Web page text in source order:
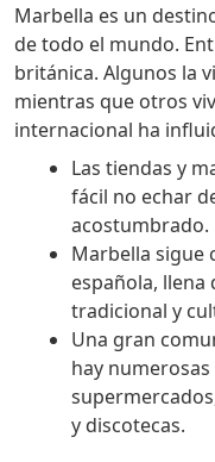
Marbella es un destino internacional que atrae a gente
de todo el mundo.
británica. Algunos la
mientras que otros
internacional ha
Las tiendas y marcas de tu país hacen que sea
fácil no echar
acostumbrado.
Marbella sigue conservando su identidad
española,
tradicional y
Una gran comunidad internacional significa que
hay
y discotecas.